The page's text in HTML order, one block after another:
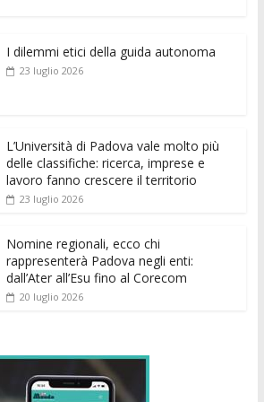
ai
l s
p
ss
e
er
di e di
I dilemmi etici della guida autonoma
23 luglio 2026
L’Università di Padova vale molto più
delle classifiche: ricerca, imprese e
lavoro fanno crescere il territorio
23 luglio 2026
Nomine regionali, ecco chi
rappresenterà Padova negli enti:
dall’Ater all’Esu fino al Corecom
20 luglio 2026